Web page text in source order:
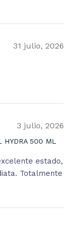
31 julio, 2026
3 julio, 2026
HYDRA 500 ML
estado,
Totalmente